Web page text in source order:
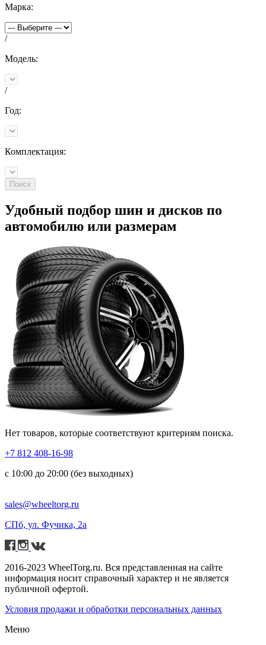
Марка:
/
Модель:
/
Год:
Комплектация:
Поиск
Удобный подбор шин и дисков по
автомобилю или размерам
Нет товаров, которые соответствуют критериям поиска.
+7 812 408-16-98
с 10:00 до 20:00 (без выходных)
sales@wheeltorg.ru
СПб, ул. Фучика, 2а
2016-2023 WheelTorg.ru. Вся представленная на сайте
информация носит справочный характер и не является
публичной офертой.
Условия продажи и обработки персональных данных
Меню